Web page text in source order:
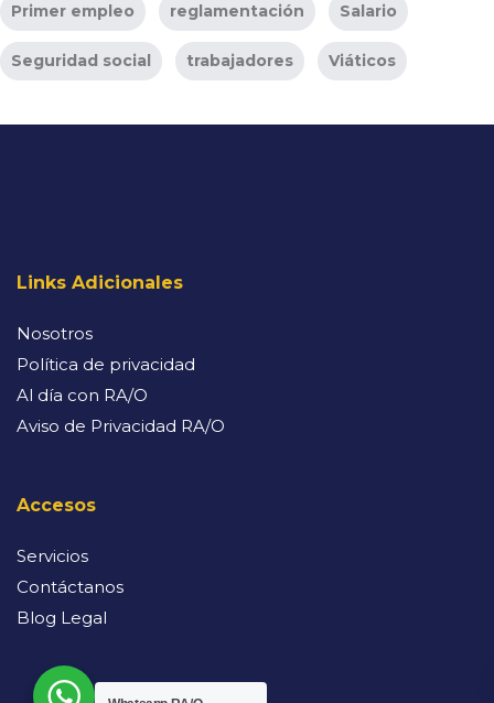
Primer empleo reglamentación Salario
Seguridad social trabajadores Viáticos
Links Adicionales
Nosotros
Política de privacidad
Al día con RA/O
Aviso de Privacidad RA/O
Accesos
Servicios
Contáctanos
Blog Legal